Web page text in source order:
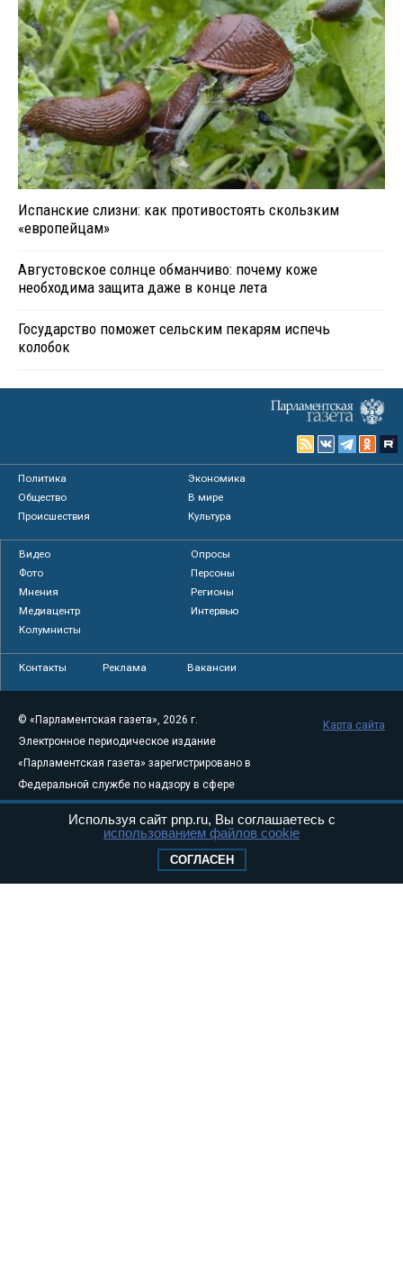
Испанские слизни: как противостоять скользким
«европейцам»
Августовское солнце обманчиво: почему коже
необходима защита даже в конце лета
Государство поможет сельским пекарям испечь
колобок
Политика
Экономика
Общество
В мире
Происшествия
Культура
Видео
Опросы
Фото
Персоны
Мнения
Регионы
Медиацентр
Интервью
Колумнисты
Контакты Реклама Вакансии
© «Парламентская газета», 2026 г.
Электронное периодическое издание
«Парламентская газета» зарегистрировано в
Федеральной службе по надзору в сфере
связи, информационных технологий и
массовых коммуникаций (Роскомнадзор) 05
Свидетельство о регистрации Эл № ФС77-
Карта сайта
Используя сайт pnp.ru, Вы соглашаетесь с
использованием файлов cookie
СОГЛАСЕН